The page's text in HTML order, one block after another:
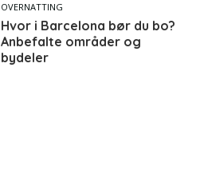
OVERNATTING
Hvor i Barcelona bør du bo?
Anbefalte områder og
bydeler